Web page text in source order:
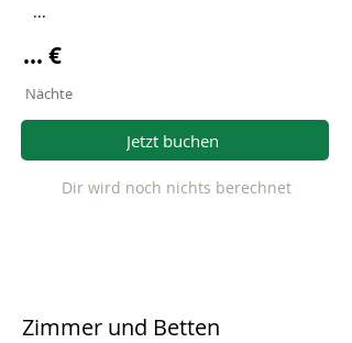
...
... €
Nächte
Jetzt buchen
Dir wird noch nichts berechnet
Zimmer und Betten